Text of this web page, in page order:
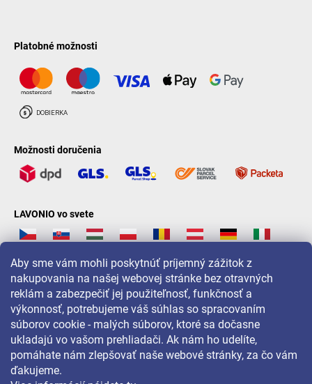
Aby sme vám mohli poskytnúť príjemný zážitok z
nakupovania na našej webovej stránke bez otravných
reklám a zabezpečiť jej použiteľnosť, funkčnosť a
výkonnosť, potrebujeme váš súhlas so spracovaním
súborov cookie - malých súborov, ktoré sa dočasne
ukladajú vo vašom prehliadači. Ak nám ho udelíte,
pomáhate nám zlepšovať naše webové stránky, za čo vám
ďakujeme.
Platobné možnosti
Možnosti doručenia
LAVONIO vo svete
Pre akcie, súťaže a zľavy nás sledujte na: